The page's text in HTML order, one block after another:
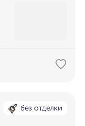
без отделки